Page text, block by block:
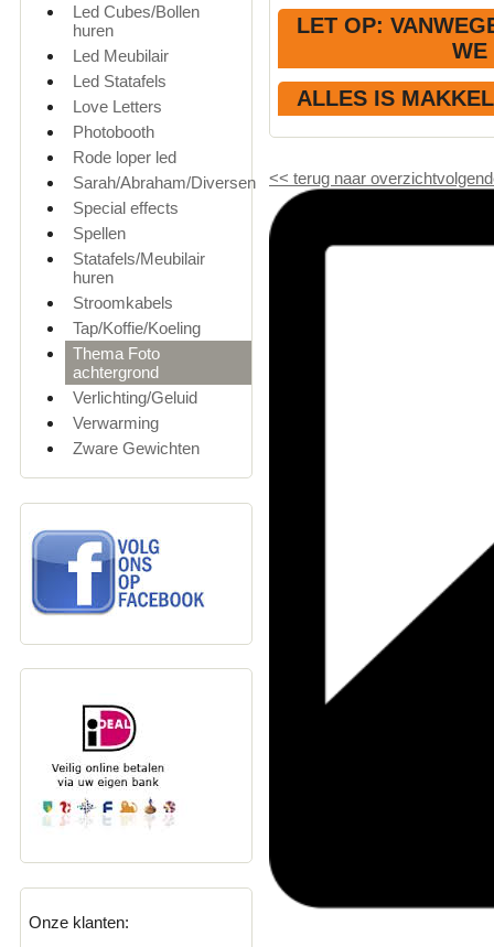
Led Cubes/Bollen
huren
Led Meubilair
Led Statafels
Love Letters
Photobooth
Rode loper led
Sarah/Abraham/Diversen
Special effects
Spellen
Statafels/Meubilair
huren
Stroomkabels
Tap/Koffie/Koeling
Thema Foto
achtergrond
Verlichting/Geluid
Verwarming
Zware Gewichten
Onze klanten:
LET OP:
ALLES IS
<< terug naar overzicht